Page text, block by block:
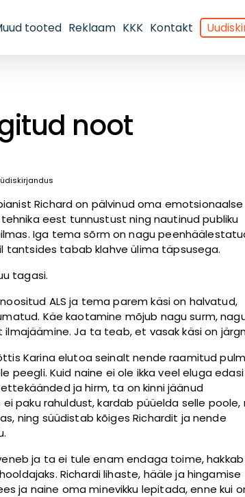
tooted Reklaam KKK Kontakt
noot
Richard on pälvinud oma emotsionaalse
eest tunnustust ning nautinud publiku
Iga tema sõrm on nagu
tantsides tabab klahve ülima täpsusega.
tagasi.
ALS ja tema parem käsi on halvatud,
Käe kaotamine mõjub nagu surm,
Ja ta teab, et vasak käsi on
Karina elutoa seinalt nende raamitud
peegli. Kuid naine ei ole ikka veel eluga edasi
ja hirm, ta on kinni jäänud
paku rahuldust, kardab püüelda selle poole,
ning süüdistab kõiges Richardit ja nende
ja ta ei tule enam endaga toime, hakkab
Richardi lihaste, hääle ja hingamise
ja naine oma minevikku lepitada, enne kui